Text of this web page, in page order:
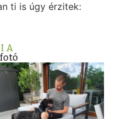
ti is úgy érzitek: